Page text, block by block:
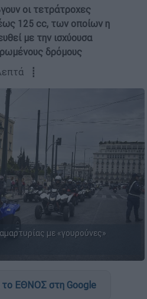
οι τετράτροχες
125 cc, των οποίων η
µε την ισχύουσα
δρόµους
┋
με «γουρούνες»
το ΕΘΝΟΣ στη Google